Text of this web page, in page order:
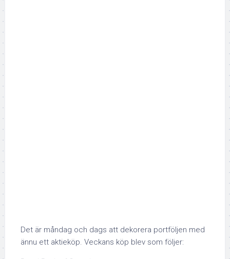
Det är måndag och dags att dekorera portföljen med
ännu ett aktieköp. Veckans köp blev som följer: